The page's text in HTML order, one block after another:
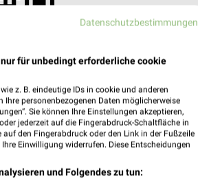
Datenschutzbestimmungen
für unbedingt erforderliche cookie
z. B. eindeutige IDs in cookie und anderen
Ihre personenbezogenen Daten möglicherweise
Sie können Ihre Einstellungen akzeptieren,
jederzeit auf die Fingerabdruck-Schaltfläche in
den Fingerabdruck oder den Link in der Fußzeile
Einwilligung widerrufen. Diese Entscheidungen
und Folgendes zu tun: